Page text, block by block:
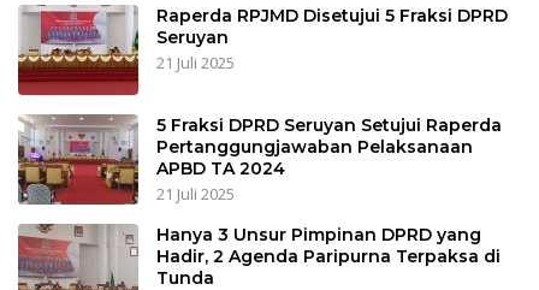
Raperda RPJMD Disetujui 5 Fraksi DPRD
Seruyan
21 Juli 2025
5 Fraksi DPRD Seruyan Setujui Raperda
Pertanggungjawaban Pelaksanaan
APBD TA 2024
21 Juli 2025
Hanya 3 Unsur Pimpinan DPRD yang
Hadir, 2 Agenda Paripurna Terpaksa di
Tunda